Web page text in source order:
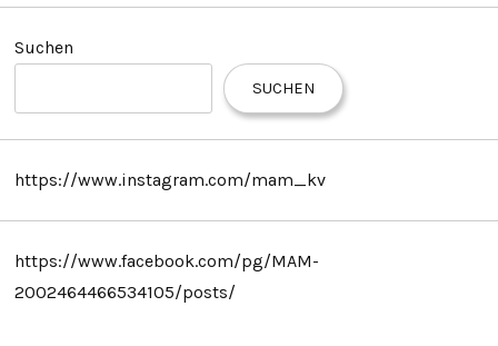
Suchen
SUCHEN
https://www.instagram.com/mam_kv
https://www.facebook.com/pg/MAM-
2002464466534105/posts/